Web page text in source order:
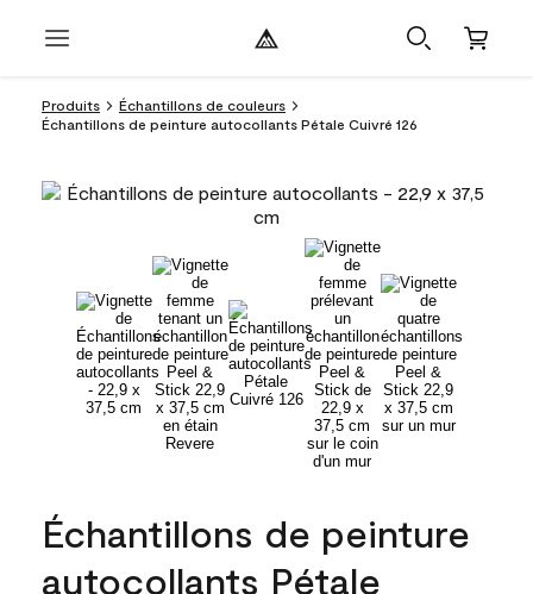
Produits
Échantillons de couleurs
Échantillons de peinture autocollants Pétale Cuivré 126
Échantillons de peinture
autocollants Pétale